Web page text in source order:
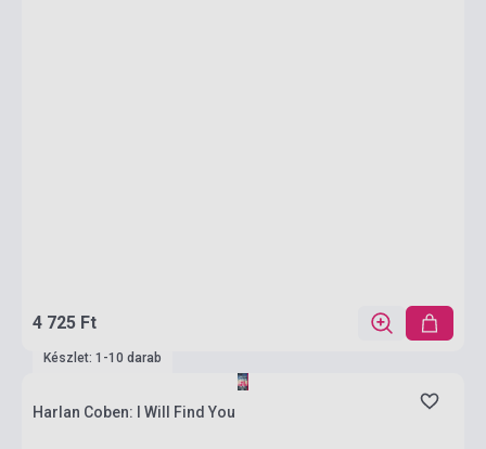
4 725 Ft
Készlet: 1-10 darab
Harlan Coben: I Will Find You